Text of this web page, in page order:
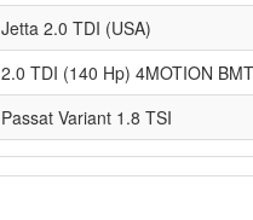
Jetta 2.0 TDI (USA)
2.0 TDI (140 Hp) 4MOTION
Passat Variant 1.8 TSI
Passat Variant 2.0 TDI